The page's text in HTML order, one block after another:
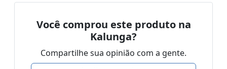
Você comprou este produto na
Kalunga?
Compartilhe sua opinião com a gente.